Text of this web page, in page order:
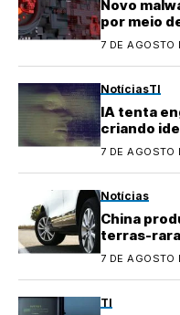
Novo
por meio
7 DE AGOSTO
NotíciasTI
IA tenta
criando
testes
7 DE AGOSTO
Notícias
China
terras-
elétricos
7 DE AGOSTO
TI